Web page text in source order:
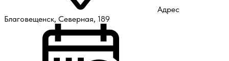
Адрес
Благовещенск, Северная, 189